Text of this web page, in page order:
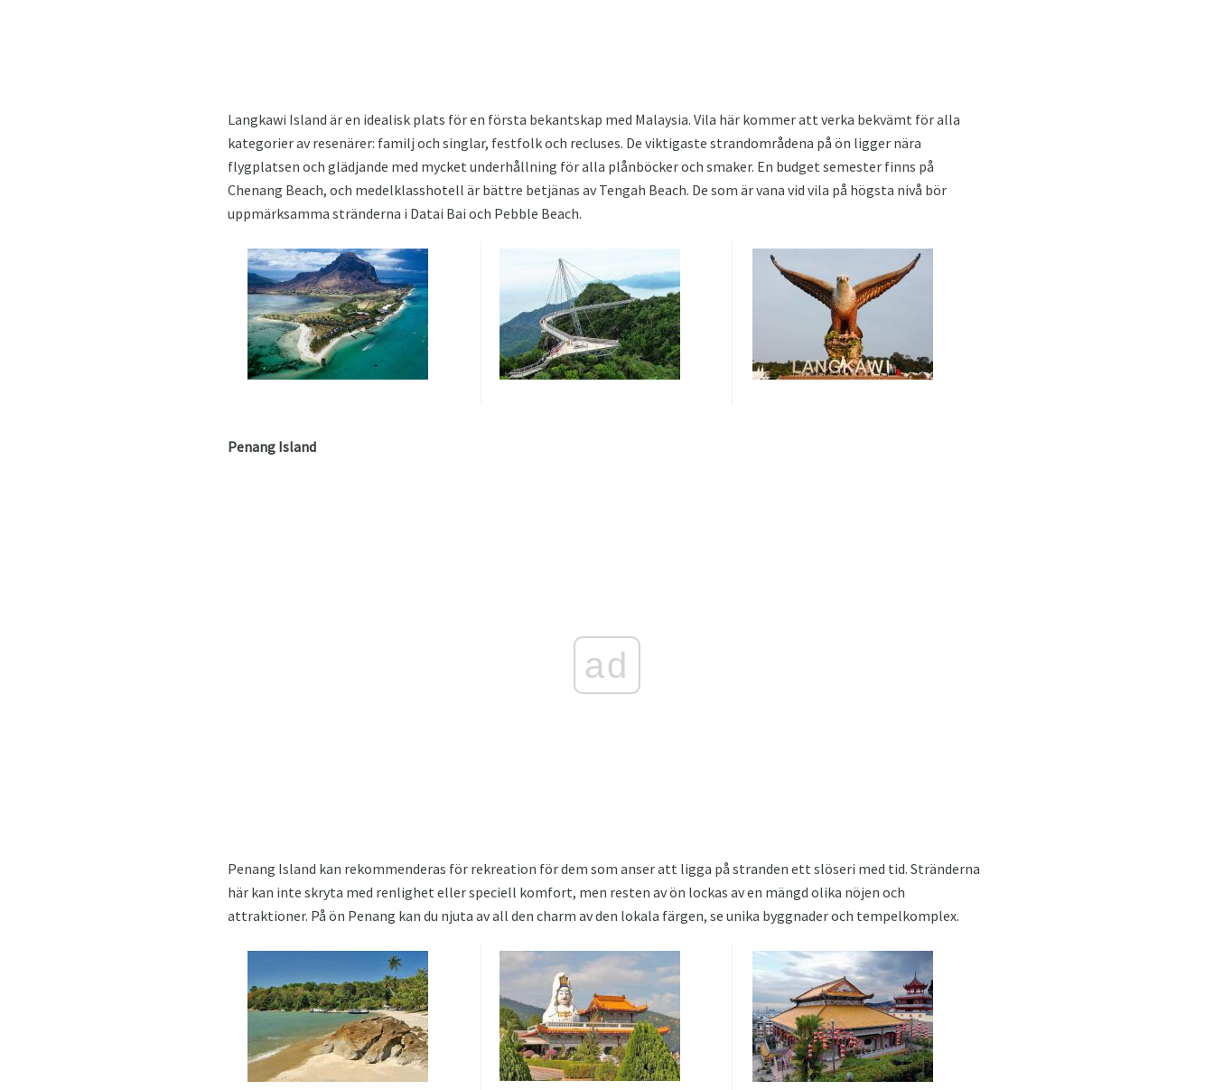
Langkawi Island är en idealisk plats för en första bekantskap med Malaysia. Vila här kommer att verka bekvämt för alla
kategorier av resenärer: familj och singlar, festfolk och recluses. De viktigaste strandområdena på ön ligger nära
flygplatsen och glädjande med mycket underhållning för alla plånböcker och smaker. En budget semester finns på
Chenang Beach, och medelklasshotell är bättre betjänas av Tengah Beach. De som är vana vid vila på högsta nivå bör
uppmärksamma stränderna i Datai Bai och Pebble Beach.
Penang Island
ad
Penang Island kan rekommenderas för rekreation för dem som anser att ligga på stranden ett slöseri med tid. Stränderna
här kan inte skryta med renlighet eller speciell komfort, men resten av ön lockas av en mängd olika nöjen och
attraktioner. På ön Penang kan du njuta av all den charm av den lokala färgen, se unika byggnader och tempelkomplex.